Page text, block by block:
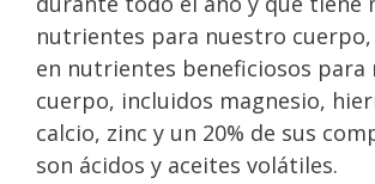
nutrientes para nuestro cuerpo,
en nutrientes beneficiosos para
cuerpo, incluidos magnesio,
calcio, zinc y un 20% de sus
son ácidos y aceites volátiles.